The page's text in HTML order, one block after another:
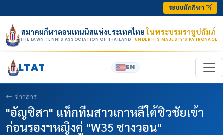
ระบบนักกีฬา
สมาคมกีฬาลอนเทนนิสแห่งประเทศไทยในพระบรมราชูปถัมภ์
THE LAWN TENNIS ASSOCIATION OF THAILAND · UNDER HIS MAJESTY’S PATRONAGE
LTAT EN
ข่าวสาร
"อัญชิสา" แท็กทีมสาวเกาหลีใต้ซิวชัยเข้า
ก่อนรองฯหญิงคู่ "W35 ชางวอน"